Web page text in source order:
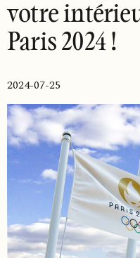
votre
Paris 2024 !
2024-07-25